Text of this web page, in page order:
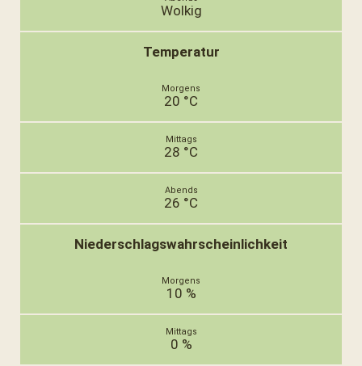
Wolkig
Temperatur
20 °C
28 °C
26 °C
Niederschlagswahrscheinlichkeit
10 %
0 %